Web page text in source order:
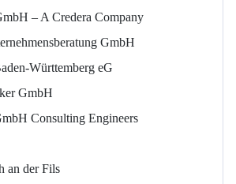
– A Credera Company
GmbH
Württemberg eG
GmbH
Consulting Engineers
an der Fils